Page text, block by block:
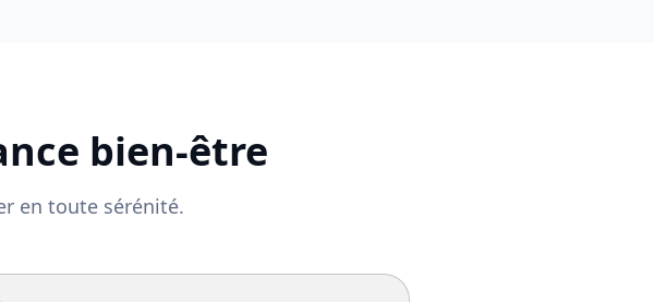
bien-être
en toute sérénité.